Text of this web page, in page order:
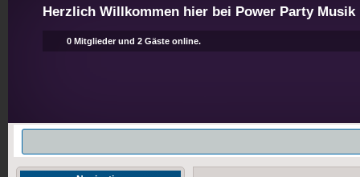
Herzlich Willkommen hier bei Power Party Musik
0 Mitglieder und 2 Gäste online.